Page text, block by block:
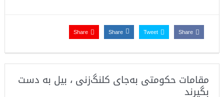
Share
Tweet
Share
Share
مقامات حکومتی به‌جای کلنگ‌زنی ، بیل به دست
بگیرند